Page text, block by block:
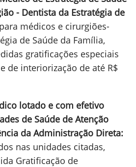
- Dentista da Estratégia de
para médicos e cirurgiões-
de Saúde da Família,
gratificações especiais
de interiorização de até R$
lotado e com efetivo
de Saúde de Atenção
da Administração Direta:
nas unidades citadas,
Gratificação de